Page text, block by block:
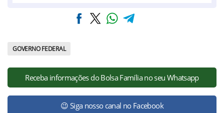
GOVERNO FEDERAL
Receba informações do Bolsa Família no seu Whatsapp
😉 Siga nosso canal no Facebook